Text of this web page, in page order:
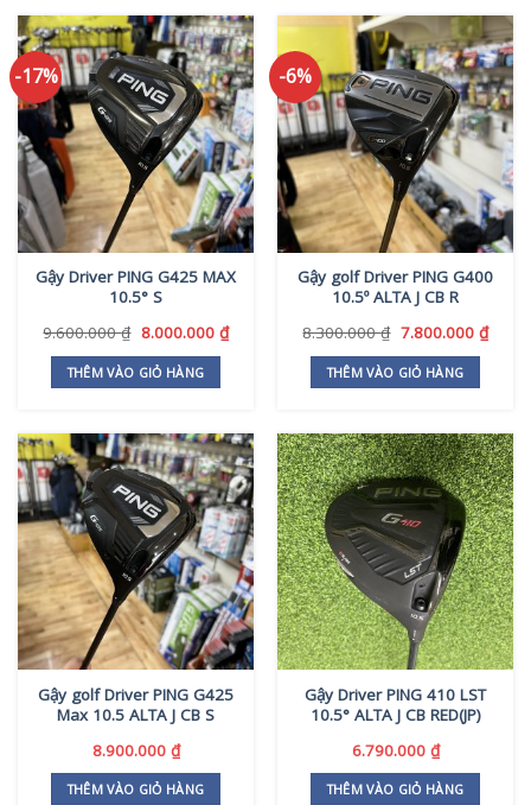
-17%
Gậy Driver PING G425 MAX
10.5° S
9.600.000₫ Giá
là:
9.600.000 ₫.
8.000.000 ₫Giá
THÊM VÀO GIỎ HÀNG
-6%
Gậy golf Driver PING G400
10.5º ALTA J CB R
8.300.000₫ Giá
là:
8.300.000 ₫.
7.800.000 ₫Giá
THÊM VÀO GIỎ HÀNG
Gậy golf Driver PING G425
Max 10.5 ALTA J CB S
8.900.000 ₫
THÊM VÀO GIỎ HÀNG
Gậy Driver PING 410 LST
10.5° ALTA J CB RED(JP)
6.790.000 ₫
THÊM VÀO GIỎ HÀNG